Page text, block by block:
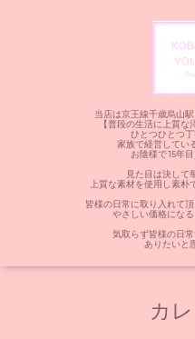
当店は京王線千歳烏山
【普段の生活に上質な
ひとつひとつ丁
家族で経営してい
お陰様で15年
見た目は決して
上質な素材を使用し素朴
皆様の日常に取り入れて
やさしい価格になる
気取らず皆様の日
ありたいと
カ